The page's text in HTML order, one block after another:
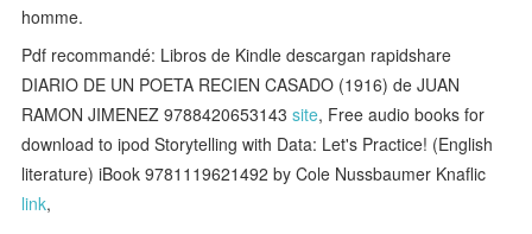
homme.
Pdf recommandé: Libros de Kindle descargan rapidshare
DIARIO DE UN POETA RECIEN CASADO (1916) de JUAN
RAMON JIMENEZ 9788420653143site, Free audio books for
download to ipod Storytelling with Data: Let's Practice! (English
literature) iBook 9781119621492 by Cole Nussbaumer Knaflic
link,